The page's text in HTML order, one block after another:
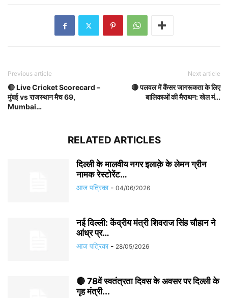
Previous article
🔴 Live Cricket Scorecard –
मुंबई vs राजस्थान मैच 69,
Mumbai…
Next article
🔴 पलवल में कैंसर जागरूकता के लिए
बालिकाओं की मैराथन: खेल मं…
RELATED ARTICLES
दिल्ली के मालवीय नगर इलाक़े के लेमन ग्रीन
नामक रेस्टोरेंट…
आज पत्रिका - 04/06/2026
नई दिल्ली: केंद्रीय मंत्री शिवराज सिंह चौहान ने
आंध्र प्र…
आज पत्रिका - 28/05/2026
🔴 78वें स्वतंत्रता दिवस के अवसर पर दिल्ली के
गृह मंत्री...